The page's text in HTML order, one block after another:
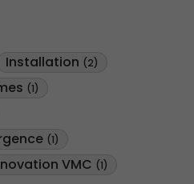
Installation (2)
(1)
(1)
VMC (1)